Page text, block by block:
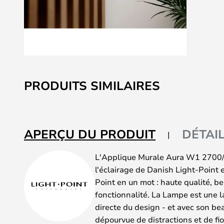
to
the
the
images
PRODUITS SIMILAIRES
APERÇU DU PRODUIT
L'Applique Murale Aura W1
l'éclairage de Danish Light-Point
Point en un mot : haute qualité,
fonctionnalité. La Lampe est une
directe du design - et avec son
dépourvue de distractions et de